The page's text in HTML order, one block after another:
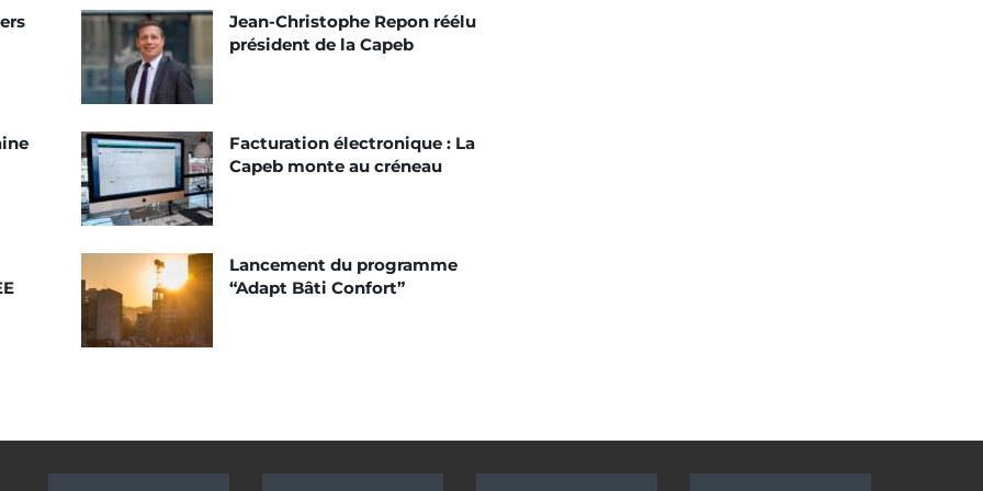
Jean-Christophe Repon réélu
président de la Capeb
Facturation électronique : La
Capeb monte au créneau
Lancement du programme
“Adapt Bâti Confort”